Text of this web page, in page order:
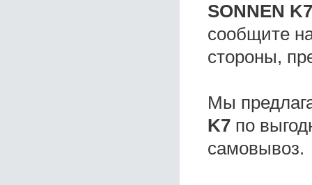
SONNEN K7
сообщите
стороны,
Мы
K7 по
самовывоз.